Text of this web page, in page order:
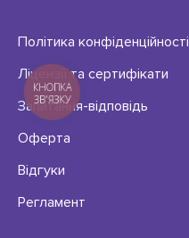
Політика конфіденційності
Ліцензії та сертифікати
Запитання-відповідь
Оферта
Відгуки
Регламент
КНОПКА
ЗВ'ЯЗКУ